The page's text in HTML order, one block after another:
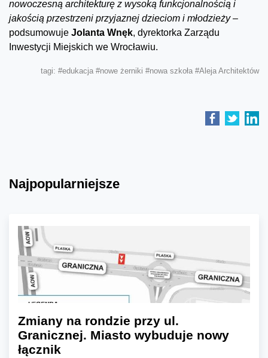
nowoczesną architekturę z wysoką funkcjonalnością i
jakością przestrzeni przyjaznej dzieciom i młodzieży –
podsumowuje Jolanta Wnęk, dyrektorka Zarządu
Inwestycji Miejskich we Wrocławiu.
tagi: #edukacja #nowe żerniki #nowa szkoła #Aleja Architektów
Najpopularniejsze
Zmiany na rondzie przy ul.
Granicznej. Miasto wybuduje nowy
łącznik